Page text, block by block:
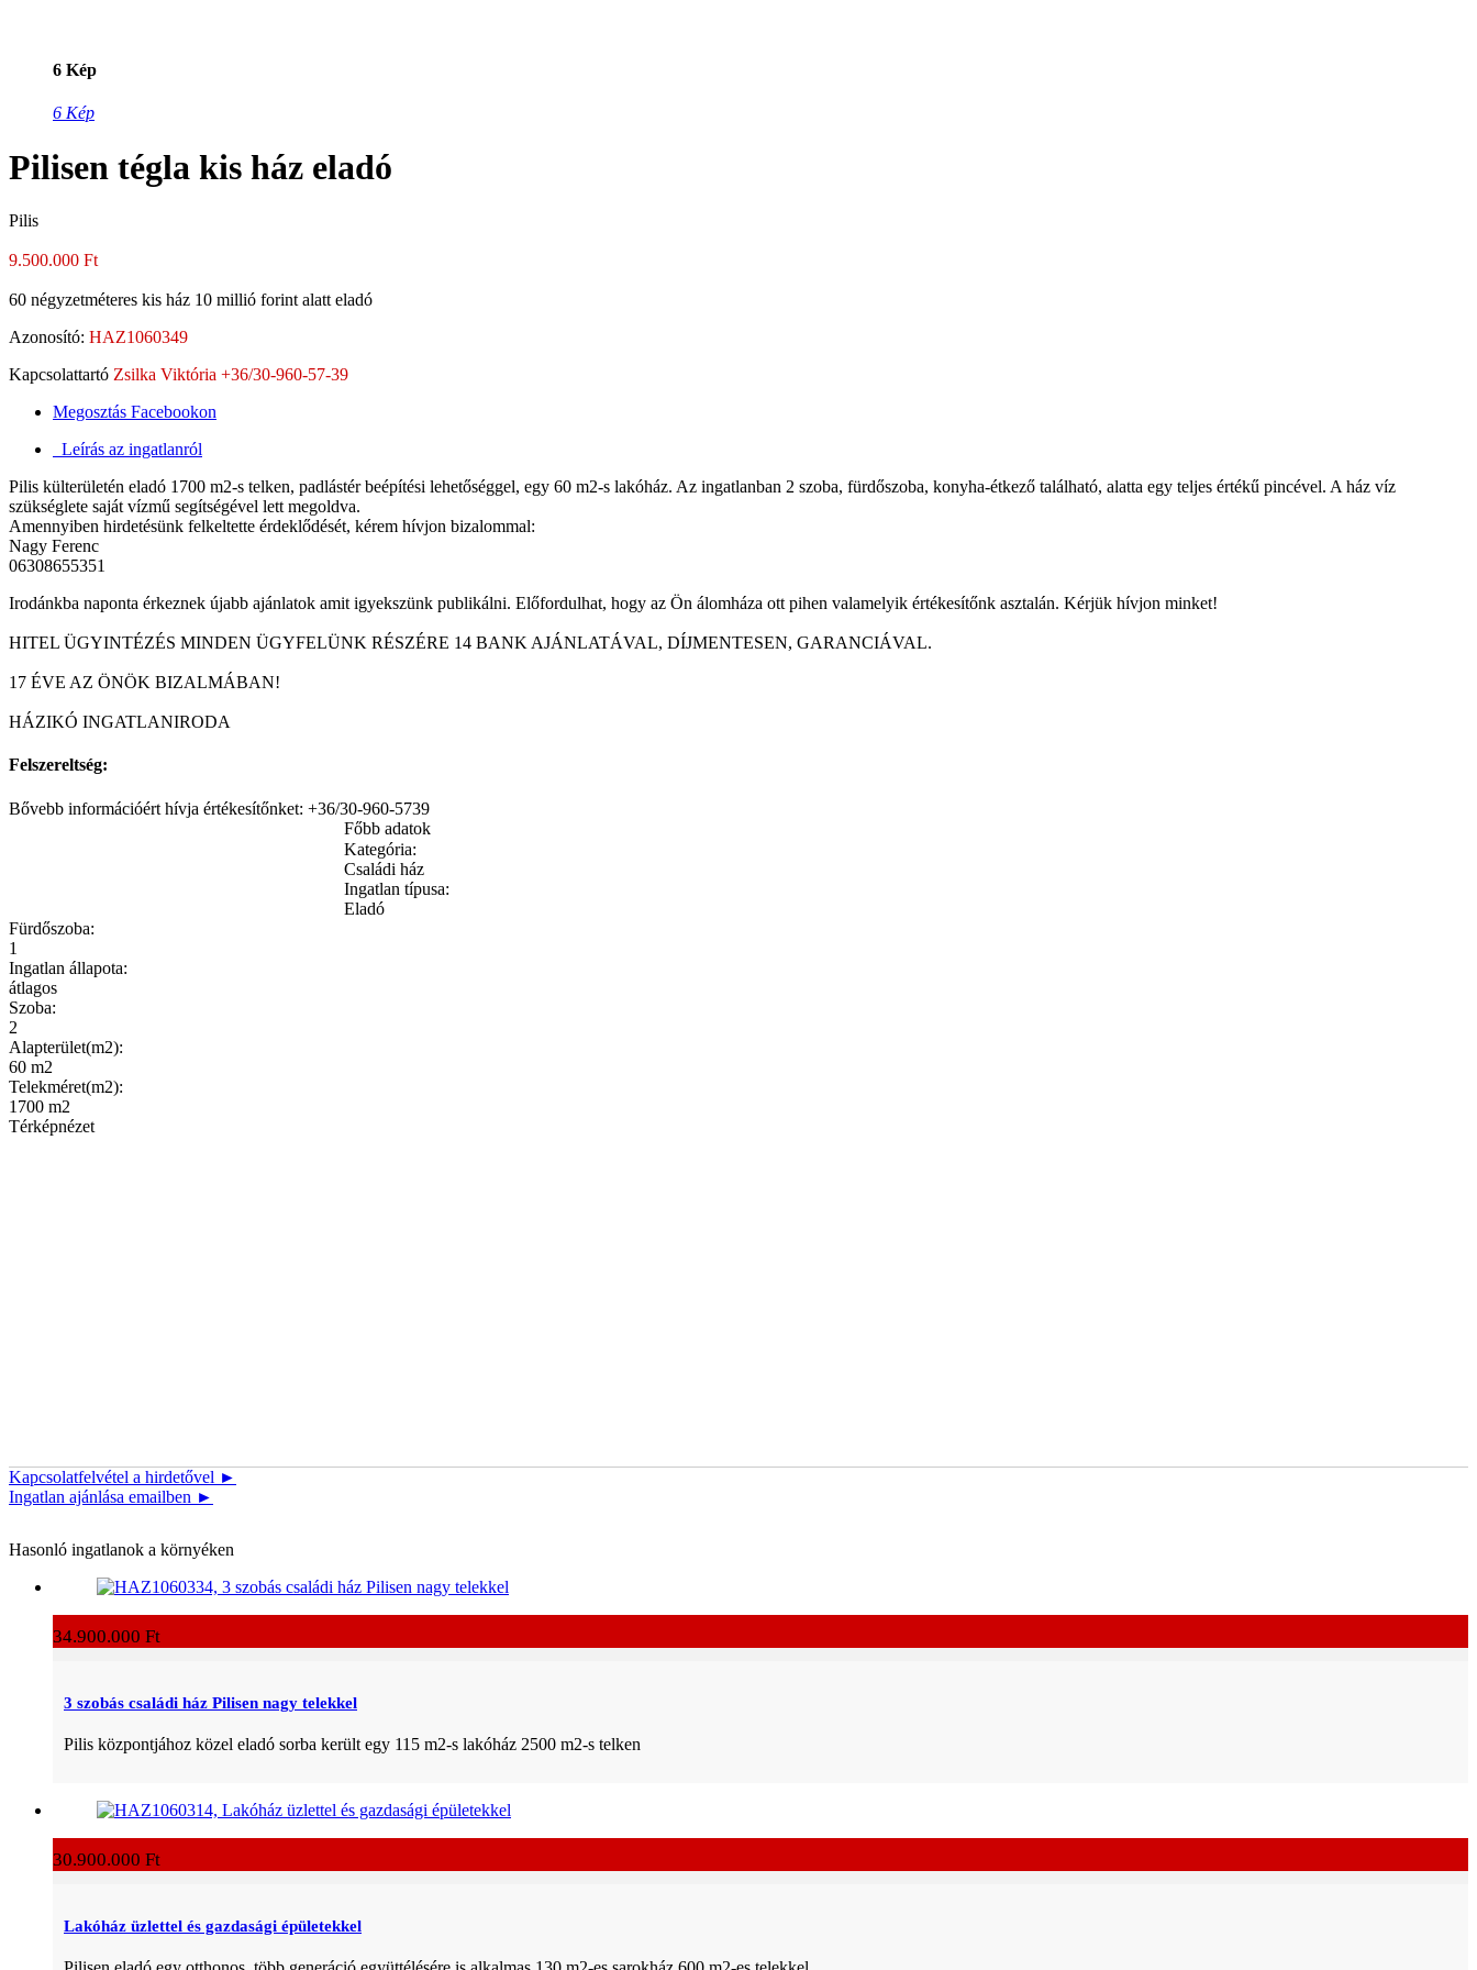
6 Kép
6 Kép
Pilisen tégla kis ház eladó
Pilis
9.500.000 Ft
60 négyzetméteres kis ház 10 millió forint alatt eladó
Azonosító: HAZ1060349
Kapcsolattartó Zsilka Viktória +36/30-960-57-39
Megosztás Facebookon
Leírás az ingatlanról
Pilis külterületén eladó 1700 m2-s telken, padlástér beépítési lehetőséggel, egy 60 m2-s lakóház. Az ingatlanban 2 szoba, fürdőszoba, konyha-étkező található, alatta egy teljes értékű pincével. A ház víz
szükséglete saját vízmű segítségével lett megoldva.
Amennyiben hirdetésünk felkeltette érdeklődését, kérem hívjon bizalommal:
Nagy Ferenc
06308655351
Irodánkba naponta érkeznek újabb ajánlatok amit igyekszünk publikálni. Előfordulhat, hogy az Ön álomháza ott pihen valamelyik értékesítőnk asztalán. Kérjük hívjon minket!
HITEL ÜGYINTÉZÉS MINDEN ÜGYFELÜNK RÉSZÉRE 14 BANK AJÁNLATÁVAL, DÍJMENTESEN, GARANCIÁVAL.
17 ÉVE AZ ÖNÖK BIZALMÁBAN!
HÁZIKÓ INGATLANIRODA
Felszereltség:
Bővebb információért hívja értékesítőnket: +36/30-960-5739
Főbb adatok
Kategória:
Családi ház
Ingatlan típusa:
Eladó
Fürdőszoba:
1
Ingatlan állapota:
átlagos
Szoba:
2
Alapterület(m2):
60 m2
Telekméret(m2):
1700 m2
Térképnézet
Kapcsolatfelvétel a hirdetővel ►
Ingatlan ajánlása emailben ►
Hasonló ingatlanok a környéken
34.900.000 Ft
3 szobás családi ház Pilisen nagy telekkel
Pilis központjához közel eladó sorba került egy 115 m2-s lakóház 2500 m2-s telken
30.900.000 Ft
Lakóház üzlettel és gazdasági épületekkel